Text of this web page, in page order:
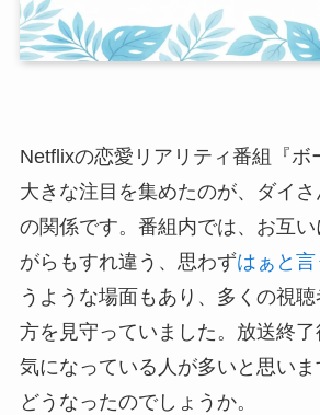
Netflixの恋愛リアリティ番組『ボ
大きな注目を集めたのが、ダイ
の関係です。番組内では、お互
がらもすれ違う、思わずはぁと言
うような場面もあり、多くの視
方を見守っていました。放送終
気になっている人が多いと思い
どうなったのでしょうか。